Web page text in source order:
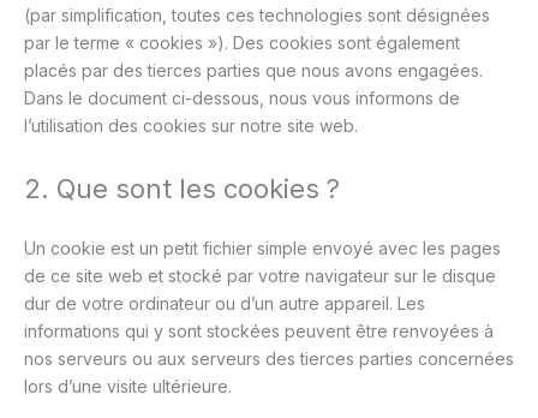
(par simplification, toutes ces technologies sont désignées
par le terme « cookies »). Des cookies sont également
placés par des tierces parties que nous avons engagées.
Dans le document ci-dessous, nous vous informons de
l’utilisation des cookies sur notre site web.
2. Que sont les cookies ?
Un cookie est un petit fichier simple envoyé avec les pages
de ce site web et stocké par votre navigateur sur le disque
dur de votre ordinateur ou d’un autre appareil. Les
informations qui y sont stockées peuvent être renvoyées à
nos serveurs ou aux serveurs des tierces parties concernées
lors d’une visite ultérieure.